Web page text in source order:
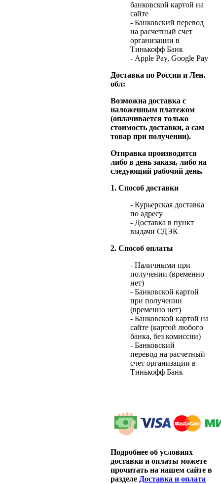
банковской картой на
сайте
- Банковский перевод
на расчетный счет
организации в
Тинькофф Банк
- Apple Pay, Google Pay
Доставка по России и Лен.
обл:
Возможна доставка с
наложенным платежом
(оплачивается только
стоимость доставки, а сам
товар при получении).
Отправка производится
либо в день заказа, либо на
следующий рабочий день.
1. Способ доставки
- Курьерская доставка
по адресу
- Доставка в пункт
выдачи СДЭК
2. Способ оплаты
- Наличными при
получении (временно
нет)
- Банковской картой
при получении
(временно нет)
- Банковской картой на
сайте (картой любого
банка, без комиссии)
- Банковский
перевод на расчетный
счет организации в
Тинькофф Банк
Подробнее об условиях
доставки и оплаты можете
прочитать на нашем сайте в
разделе Доставка и оплата